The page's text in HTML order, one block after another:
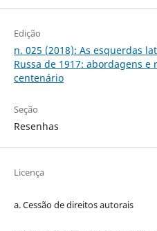
Edição
n. 025 (2018): As esquerdas
Russa de 1917: abordagens e
centenário
Seção
Resenhas
Licença
a. Cessão dedireitosautorais